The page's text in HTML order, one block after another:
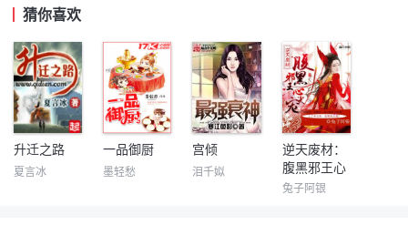
猜你喜欢
升迁之路
夏言冰
一品御厨
墨轻愁
宫倾
泪千姒
逆天废材：
腹黑邪王心
尖宠
兔子阿银